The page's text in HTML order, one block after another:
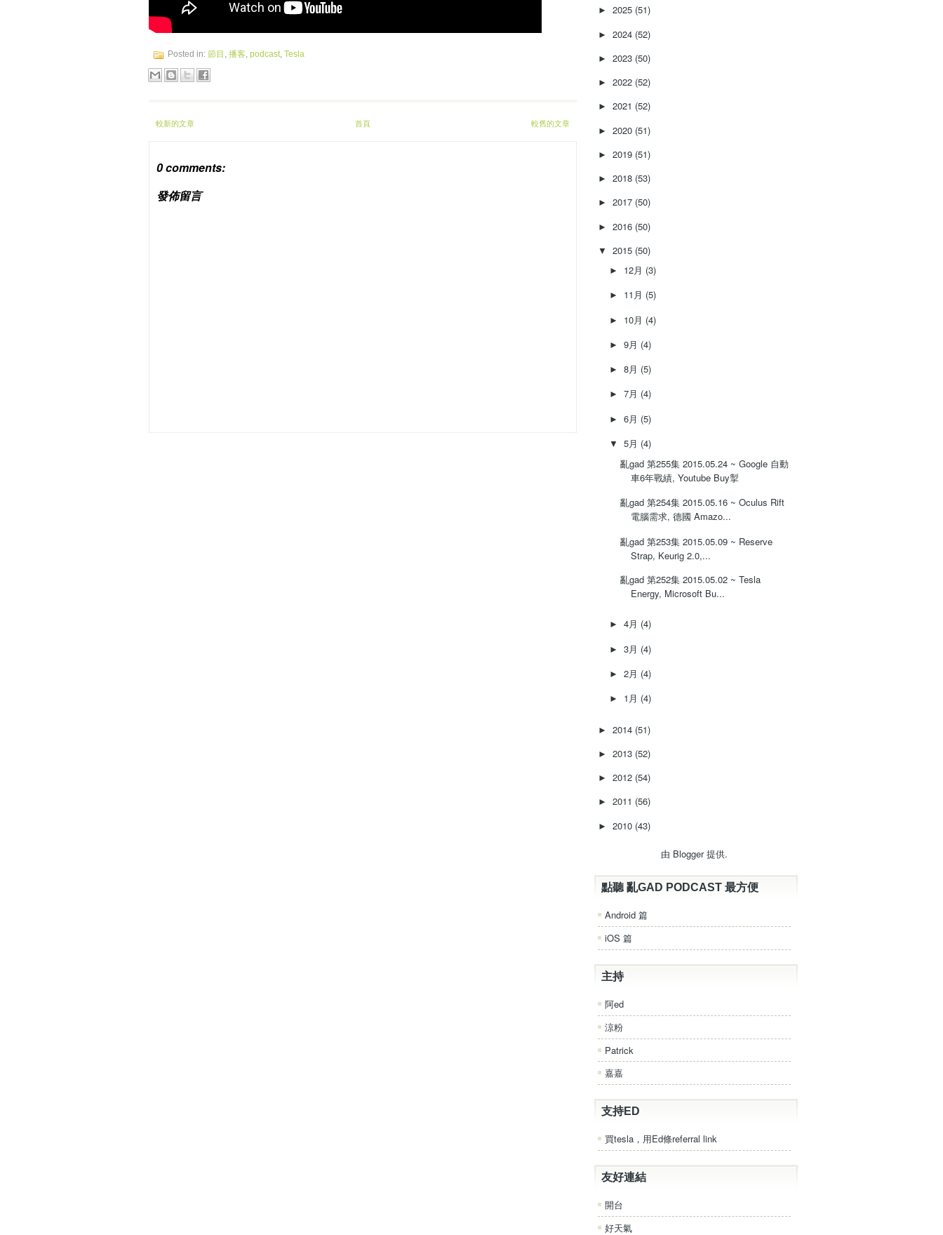
e
Posted in: 節目 , 播客, podcast, Tesla
較新的文章 較舊的文章
首頁
0 comments:
發佈留言
► 2025 (51)
► 2024 (52)
► 2023 (50)
► 2022 (52)
► 2021 (52)
► 2020 (51)
► 2019 (51)
► 2018 (53)
► 2017 (50)
► 2016 (50)
▼ 2015 (50)
► 12月 (3)
► 11月 (5)
► 10月 (4)
► 9月 (4)
► 8月 (5)
► 7月 (4)
► 6月 (5)
▼ 5月 (4)
亂gad 第255集 2015.05.24 ~ Google 自動
車6年戰績, Youtube Buy掣
亂gad 第254集 2015.05.16 ~ Oculus Rift
電腦需求, 德國 Amazo...
亂gad 第253集 2015.05.09 ~ Reserve
Strap, Keurig 2.0,...
亂gad 第252集 2015.05.02 ~ Tesla
Energy, Microsoft Bu...
► 4月 (4)
► 3月 (4)
► 2月 (4)
► 1月 (4)
► 2014 (51)
► 2013 (52)
► 2012 (54)
► 2011 (56)
► 2010 (43)
由 Blogger提供.
點聽 亂GAD PODCAST 最方便
Android 篇
iOS 篇
主持
阿ed
涼粉
Patrick
嘉嘉
支持ED
買tesla，用Ed條referral link
友好連結
開台
好天氣